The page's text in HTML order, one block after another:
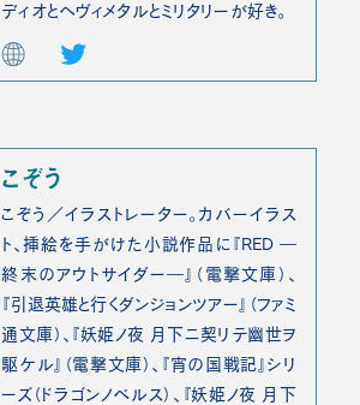
ディオとヘヴィメタルとミリタリーが好き。
こぞう
こぞう／イラストレーター。カバーイラス
ト、挿絵を手がけた小説作品に『RED ―
終末のアウトサイダー―』（電撃文庫）、
『引退英雄と行くダンジョンツアー』（ファミ
通文庫）、『妖姫ノ夜 月下ニ契リテ幽世ヲ
駆ケル』（電撃文庫）、『宵の国戦記』シリ
ーズ（ドラゴンノベルス）、『妖姫ノ夜 月下